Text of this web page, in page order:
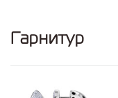
Гарнитур